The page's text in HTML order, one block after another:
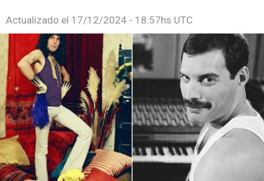
Actualizado el 17/12/2024 - 18:57hs UTC